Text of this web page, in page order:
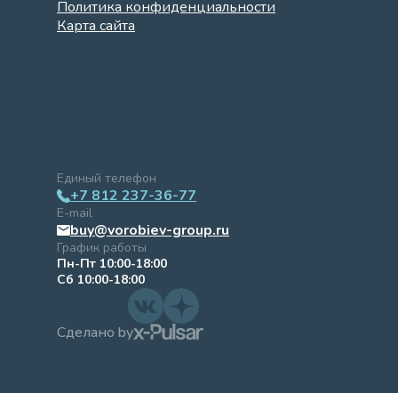
Политика конфиденциальности
Карта сайта
Единый телефон
+7 812 237-36-77
E-mail
buy@vorobiev-group.ru
График работы
Пн-Пт 10:00-18:00
Сб 10:00-18:00
Сделано by